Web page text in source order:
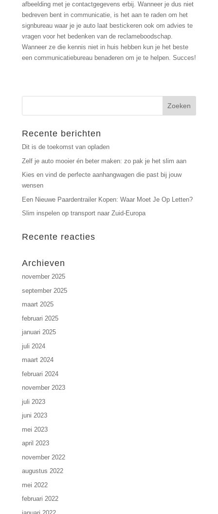
afbeelding met je contactgegevens erbij. Wanneer je dus niet
bedreven bent in communicatie, is het aan te raden om het
signbureau waar je je auto laat bestickeren ook om advies te
vragen voor het bedenken van de reclameboodschap.
Wanneer ze die kennis niet in huis hebben kun je het beste
een communicatiebureau benaderen om je te helpen. Succes!
Recente berichten
Dit is de toekomst van opladen
Zelf je auto mooier én beter maken: zo pak je het slim aan
Kies en vind de perfecte aanhangwagen die past bij jouw
wensen
Een Nieuwe Paardentrailer Kopen: Waar Moet Je Op Letten?
Slim inspelen op transport naar Zuid-Europa
Recente reacties
Archieven
november 2025
september 2025
maart 2025
februari 2025
januari 2025
juli 2024
maart 2024
februari 2024
november 2023
juli 2023
juni 2023
mei 2023
april 2023
november 2022
augustus 2022
mei 2022
februari 2022
januari 2022